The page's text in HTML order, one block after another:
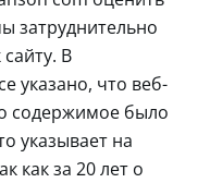
затруднительно
В
указано, что веб-
содержимое было
указывает на
как за 20 лет о